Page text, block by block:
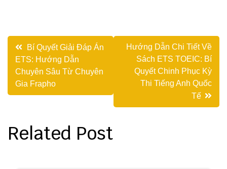
Điều
hướng
bài
Bí Quyết Giải Đáp Án
ETS: Hướng Dẫn
Chuyên Sâu Từ Chuyên
Gia Frapho
Hướng Dẫn Chi Tiết Về
Sách ETS TOEIC: Bí
Quyết Chinh Phục Kỳ
Thi Tiếng Anh Quốc
Tế
Related Post